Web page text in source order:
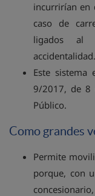
incurrirían en
caso de
ligados al
accidentalidad.
Este
9/2017, de 8
Público.
Como grandes
Permite
porque, con